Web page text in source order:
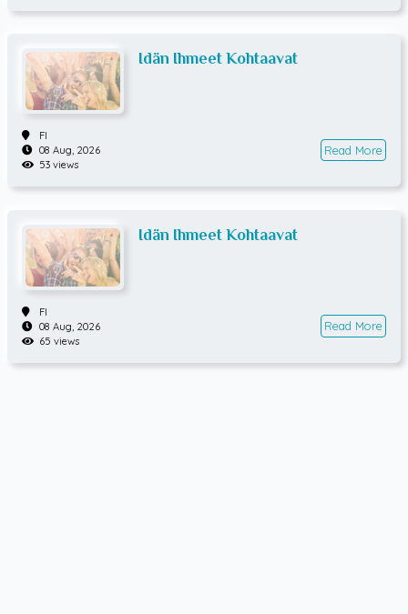
Idän Ihmeet Kohtaavat
FI
08 Aug, 2026
53 views
Read More
Idän Ihmeet Kohtaavat
FI
08 Aug, 2026
65 views
Read More